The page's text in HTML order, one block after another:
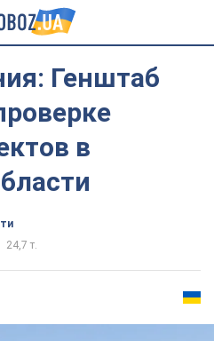
Генштаб
в
24,7 т.